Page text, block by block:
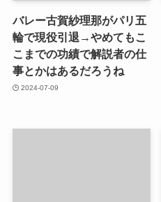
バレー古賀紗理那がパリ五
輪で現役引退→やめてもこ
こまでの功績で解説者の仕
事とかはあるだろうね
2024-07-09